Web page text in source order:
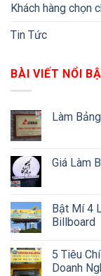
Khách hàng chọn
Tin Tức
BÀI VIẾT NỔI
Làm
Giá Làm
Bật Mí 4
Billboard
5 Tiêu
Doanh